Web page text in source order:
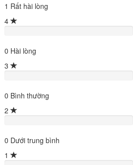
1 Rất hài lòng
4
0 Hài lòng
3
0 Bình thường
2
0 Dưới trung bình
1